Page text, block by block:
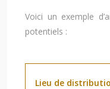
Voici un exemple
potentiels :
Lieu de